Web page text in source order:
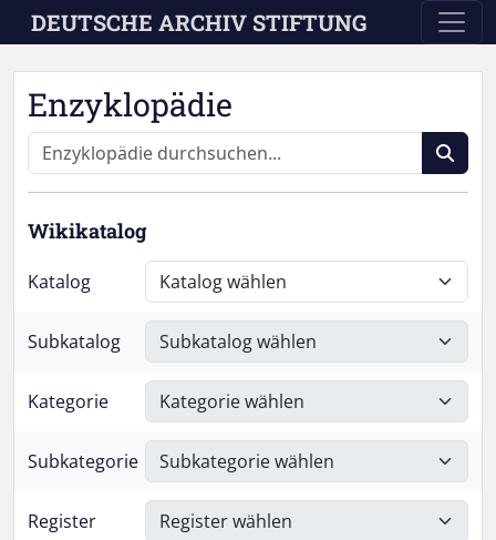
Skip to main content
DEUTSCHE ARCHIV STIFTUNG
Enzyklopädie
Wikikatalog
Katalog
Subkatalog
Kategorie
Subkategorie
Register